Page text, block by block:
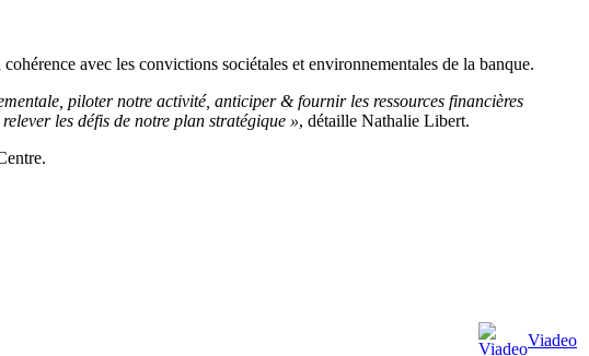
avec les convictions sociétales et environnementales de la banque.
piloter notre activité, anticiper & fournir les ressources financières
les défis de notre plan stratégique », détaille Nathalie Libert.
Viadeo